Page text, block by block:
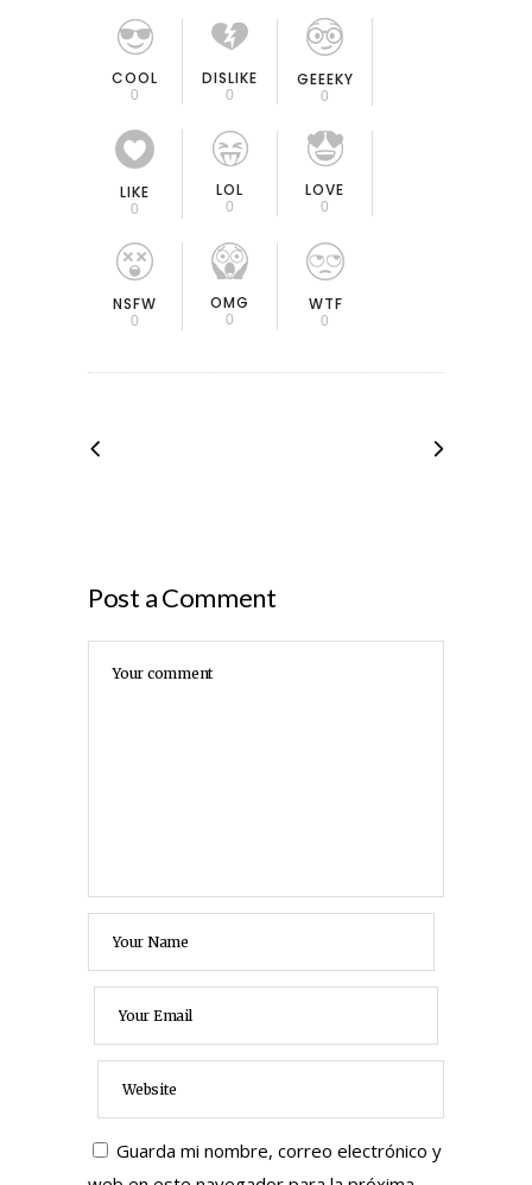
COOL
0
DISLIKE
0
GEEEKY
0
LIKE
0
LOL
0
LOVE
0
NSFW
0
OMG
0
WTF
0
Post a Comment
Guarda mi nombre, correo electrónico y